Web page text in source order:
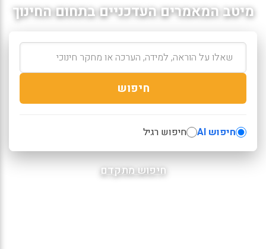
מיטב המאמרים העדכניים בתחום החינוך
חיפוש
חיפוש AI חיפוש רגיל
חיפוש מתקדם